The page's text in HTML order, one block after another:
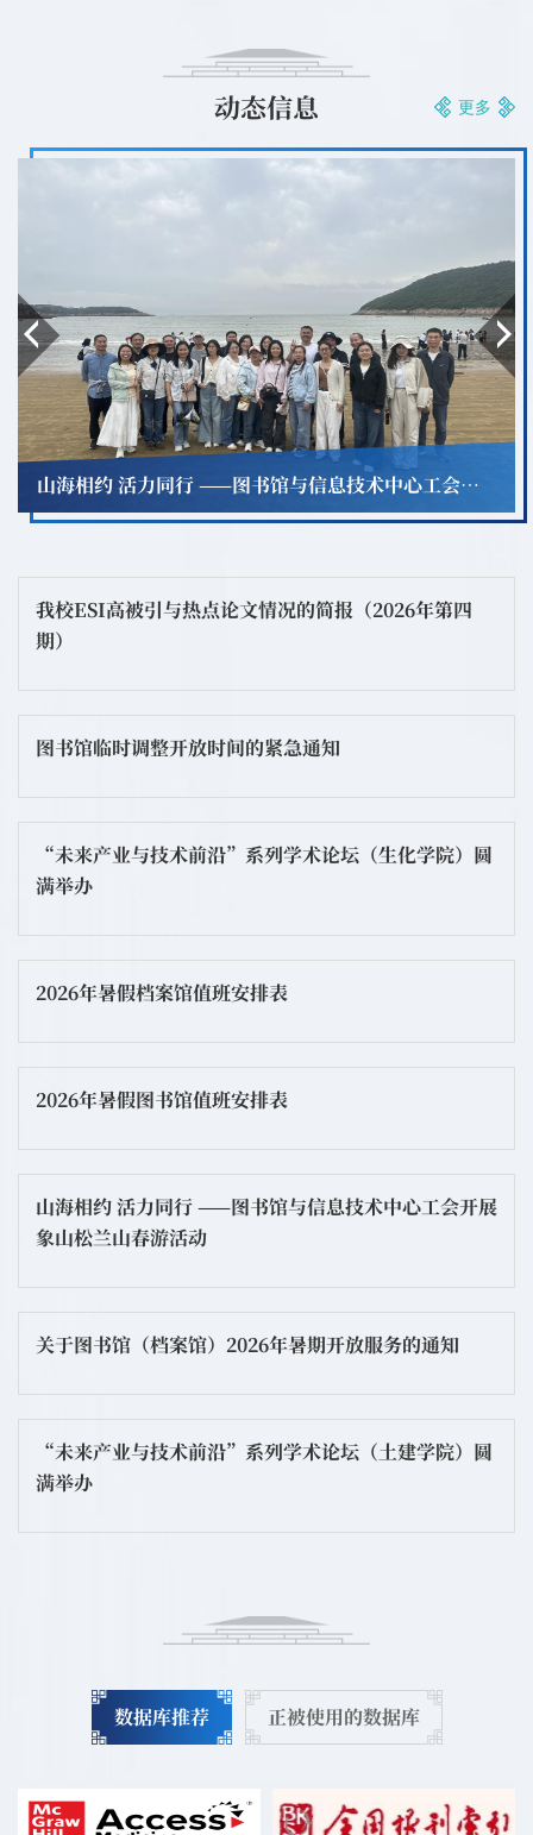
动态信息 更多
山海相约 活力同行 ——图书馆与信息技术中心工会开展象山松兰山春游活动
我校ESI高被引与热点论文情况的简报（2026年第四
期）
图书馆临时调整开放时间的紧急通知
“未来产业与技术前沿”系列学术论坛（生化学院）圆
满举办
2026年暑假档案馆值班安排表
2026年暑假图书馆值班安排表
山海相约 活力同行 ——图书馆与信息技术中心工会开展
象山松兰山春游活动
关于图书馆（档案馆）2026年暑期开放服务的通知
“未来产业与技术前沿”系列学术论坛（土建学院）圆
满举办
数据库推荐 正被使用的数据库